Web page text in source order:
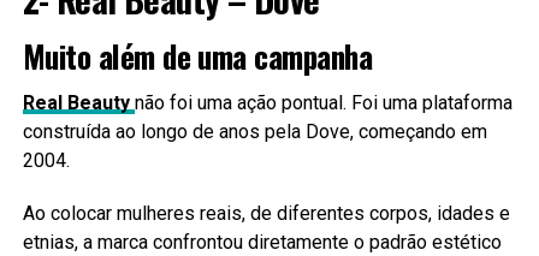
Muito além de uma campanha
Real Beauty não foi uma ação pontual. Foi uma plataforma
construída ao longo de anos pela Dove, começando em
2004.
Ao colocar mulheres reais, de diferentes corpos, idades e
etnias, a marca confrontou diretamente o padrão estético